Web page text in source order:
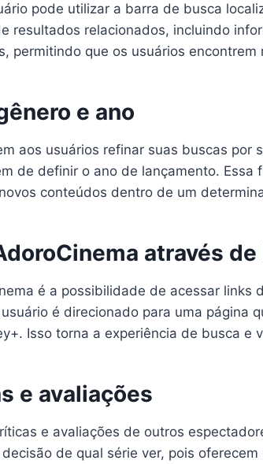
pode utilizar a barra de busca
resultados relacionados, incluindo
permitindo que os usuários
e ano
aos usuários refinar suas buscas por
de definir o ano de lançamento.
conteúdos dentro de um
através
é a possibilidade de acessar
é direcionado para uma página
Isso torna a experiência de busca e
e avaliações
e avaliações de outros
de qual série ver, pois